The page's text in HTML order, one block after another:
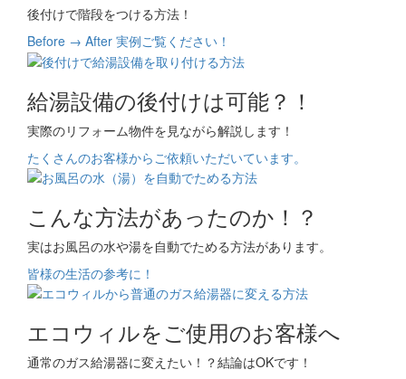
後付けで階段をつける方法！
Before → After 実例ご覧ください！
給湯設備の後付けは可能？！
実際のリフォーム物件を見ながら解説します！
たくさんのお客様からご依頼いただいています。
こんな方法があったのか！？
実はお風呂の水や湯を自動でためる方法があります。
皆様の生活の参考に！
エコウィルをご使用のお客様へ
通常のガス給湯器に変えたい！？結論はOKです！